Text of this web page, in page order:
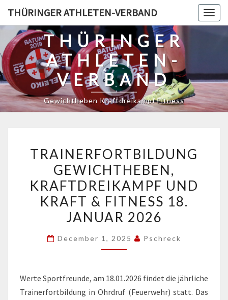
content
THÜRINGER ATHLETEN-VERBAND
THÜRINGER
ATHLETEN-
VERBAND
Gewichtheben Kraftdreikampf Fitness
GEWICHTHEBEN,
KRAFTDREIKAMPF
UND
KRAFT
&
FITNESS
18.
JANUAR
TRAINERFORTBILDUNG
GEWICHTHEBEN,
KRAFTDREIKAMPF UND
KRAFT & FITNESS 18.
JANUAR 2026
December 1, 2025 Pschreck
Werte Sportfreunde, am 18.01.2026 findet die jährliche
Trainerfortbildung in Ohrdruf (Feuerwehr) statt. Das